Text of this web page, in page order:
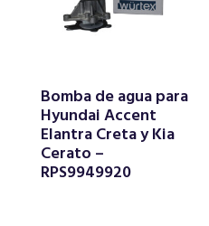
Bomba de agua para
Hyundai Accent
Elantra Creta y Kia
Cerato –
RPS9949920